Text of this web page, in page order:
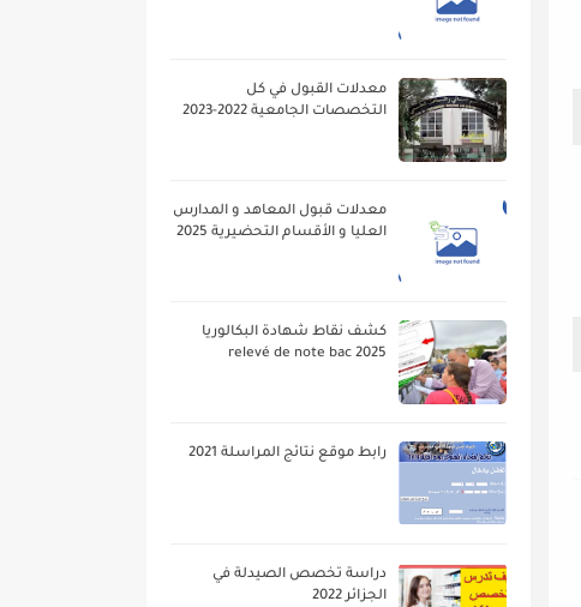
معدلات القبول في كل
التخصصات الجامعية 2022-2023
معدلات قبول المعاهد و المدارس
العليا و الأقسام التحضيرية 2025
كشف نقاط شهادة البكالوريا
2025 relevé de note bac
رابط موقع نتائج المراسلة 2021
دراسة تخصص الصيدلة في
الجزائر 2022